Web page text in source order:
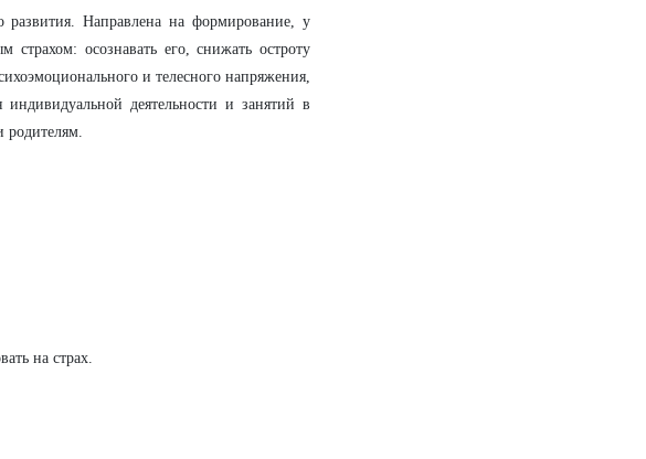
развития. Направлена на формирование, у
страхом: осознавать его, снижать остроту
и телесного напряжения,
деятельности и занятий в
родителям.
на страх.